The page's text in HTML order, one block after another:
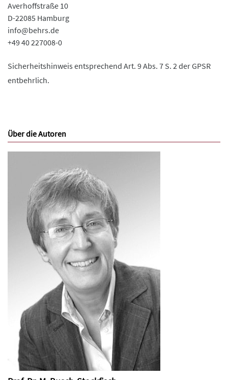
Averhoffstraße 10
D-22085 Hamburg
info@behrs.de
+49 40 227008-0
Sicherheitshinweis entsprechend Art. 9 Abs. 7 S. 2 der GPSR
entbehrlich.
Über die Autoren